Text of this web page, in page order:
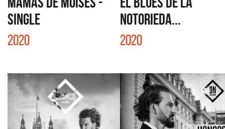
SINGLE
2020
NOTORIEDA...
2020